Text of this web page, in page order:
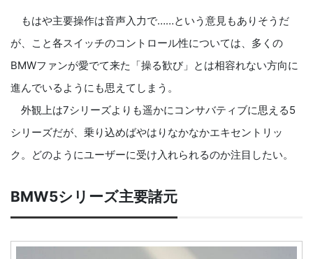
もはや主要操作は音声入力で……という意見もありそうだ
が、こと各スイッチのコントロール性については、多くの
BMWファンが愛でて来た「操る歓び」とは相容れない方向に
進んでいるようにも思えてしまう。
外観上は7シリーズよりも遥かにコンサバティブに思える5
シリーズだが、乗り込めばやはりなかなかエキセントリッ
ク。どのようにユーザーに受け入れられるのか注目したい。
BMW5シリーズ主要諸元